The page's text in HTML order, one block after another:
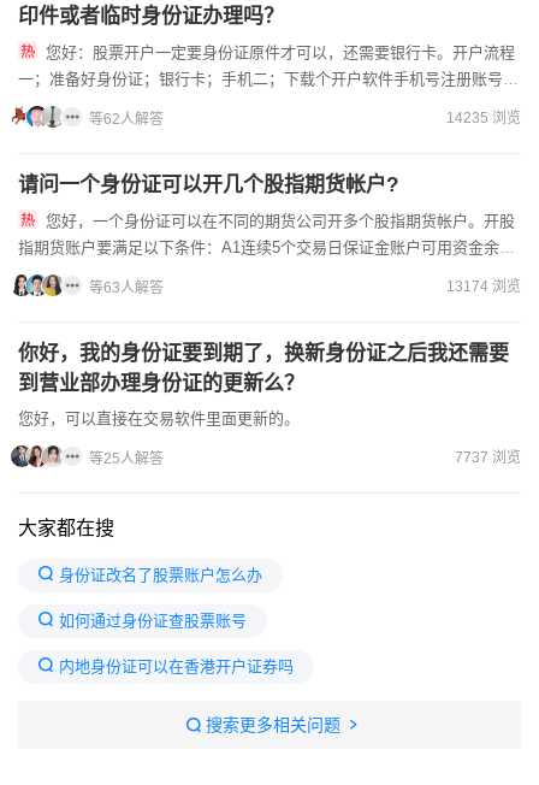
印件或者临时身份证办理吗？
一；准备好身份证；银行卡；手机二；下载个开户软件手机号注册账号；
拍照上传身份证；录制十秒左右的确认开户视频；设置交...
等62人解答 14235 浏览
请问一个身份证可以开几个股指期货帐户?
指期货账户要满足以下条件：A1连续5个交易日保证金账户可用资金余额
不低于人民币50万元。2具备股指期货基础知识，通过相关测试80分以
上...
等63人解答 13174 浏览
你好，我的身份证要到期了，换新身份证之后我还需要
到营业部办理身份证的更新么？
您好，可以直接在交易软件里面更新的。
等25人解答 7737 浏览
大家都在搜
身份证改名了股票账户怎么办
如何通过身份证查股票账号
内地身份证可以在香港开户证券吗
用身份证可以查到名下股票吗
搜索更多相关问题